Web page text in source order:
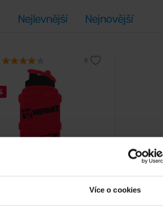
Více o cookies
Nejlevnější Nejnovější
Mini Mega Mug